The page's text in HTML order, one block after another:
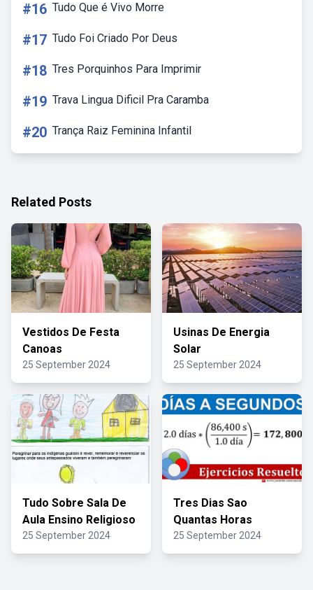
#16 Tudo Que é Vivo Morre
#17 Tudo Foi Criado Por Deus
#18 Tres Porquinhos Para Imprimir
#19 Trava Lingua Dificil Pra Caramba
#20 Trança Raiz Feminina Infantil
Related Posts
Vestidos De Festa
Canoas
25 September 2024
Usinas De Energia
Solar
25 September 2024
Tudo Sobre Sala De
Aula Ensino Religioso
25 September 2024
Tres Dias Sao
Quantas Horas
25 September 2024